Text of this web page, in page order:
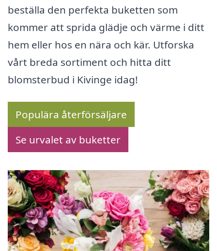
beställa den perfekta buketten som
kommer att sprida glädje och värme i ditt
hem eller hos en nära och kär. Utforska
vårt breda sortiment och hitta ditt
blomsterbud i Kivinge idag!
Populära återförsäljare
Se urvalet av buketter